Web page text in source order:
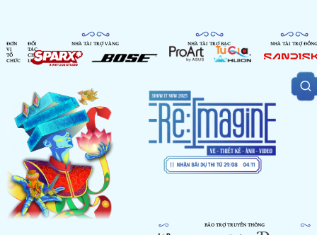
ĐƠN
VỊ
TỔ
CHỨC
ĐỐI
TÁC
CHIẾN
LƯỢC
NHÀ TÀI TRỢ VÀNG NHÀ TÀI TRỢ BẠC NHÀ TÀI TRỢ ĐỒNG
BẢO TRỢ TRUYỀN THÔNG